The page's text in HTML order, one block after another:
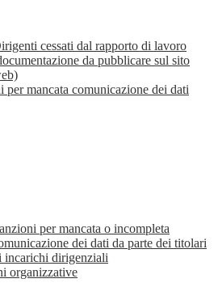
cessati dal rapporto di lavoro
da pubblicare sul sito
per mancata comunicazione dei dati
per mancata o incompleta
dei dati da parte dei titolari
incarichi dirigenziali
organizzative